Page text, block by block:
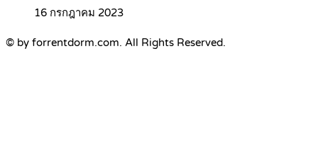
16 กรกฎาคม 2023
© by forrentdorm.com. All Rights Reserved.